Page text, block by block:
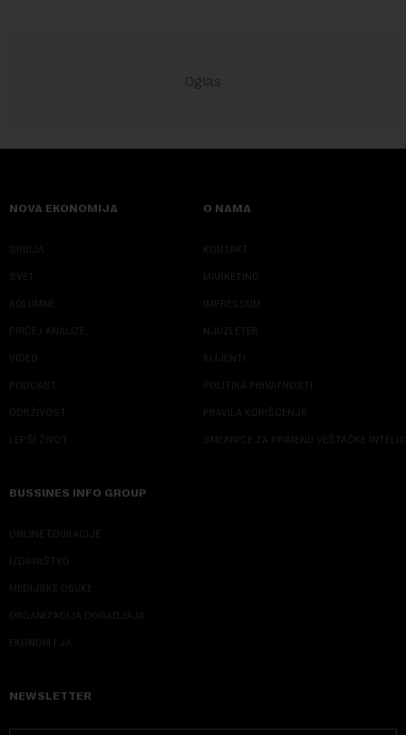
NOVA EKONOMIJA
SRBIJA
SVET
KOLUMNE
PRIČE I ANALIZE
VIDEO
PODCAST
ODRŽIVOST
LEPŠI ŽIVOT
O NAMA
KONTAKT
MARKETING
IMPRESSUM
NJUZLETER
KLIJENTI
POLITIKA PRIVATNOSTI
PRAVILA KORIŠĆENJA
SMERNICE ZA PRIMENU VEŠTAČKE
BUSSINES INFO GROUP
ONLINE EDUKACIJE
IZDAVAŠTVO
MEDIJSKE OBUKE
ORGANIZACIJA DOGADJAJA
EKONOM I JA
NEWSLETTER